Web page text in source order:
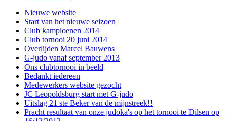
Nieuwe website
Start van het nieuwe seizoen
Club kampioenen 2014
Club tornooi 20 juni 2014
Overlijden Marcel Bauwens
G-judo vanaf september 2013
Ons clubtornooi in beeld
Bedankt iedereen
Medewerkers website gezocht
JC Leopoldsburg start met G-judo
Uitslag 21 ste Beker van de mijnstreek!!
Pracht resultaat van onze judoka's op het tornooi te Dilsen op